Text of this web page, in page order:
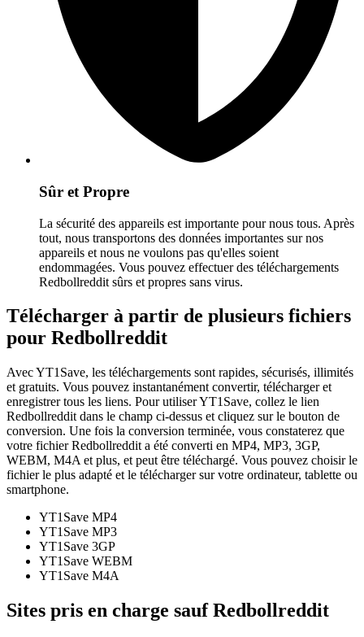
Sûr et Propre
La sécurité des appareils est importante pour nous tous. Après
tout, nous transportons des données importantes sur nos
appareils et nous ne voulons pas qu'elles soient
endommagées. Vous pouvez effectuer des téléchargements
Redbollreddit sûrs et propres sans virus.
Télécharger à partir de plusieurs fichiers
pour Redbollreddit
Avec YT1Save, les téléchargements sont rapides, sécurisés, illimités
et gratuits. Vous pouvez instantanément convertir, télécharger et
enregistrer tous les liens. Pour utiliser YT1Save, collez le lien
Redbollreddit dans le champ ci-dessus et cliquez sur le bouton de
conversion. Une fois la conversion terminée, vous constaterez que
votre fichier Redbollreddit a été converti en MP4, MP3, 3GP,
WEBM, M4A et plus, et peut être téléchargé. Vous pouvez choisir le
fichier le plus adapté et le télécharger sur votre ordinateur, tablette ou
smartphone.
YT1Save MP4
YT1Save MP3
YT1Save 3GP
YT1Save WEBM
YT1Save M4A
Sites pris en charge sauf Redbollreddit